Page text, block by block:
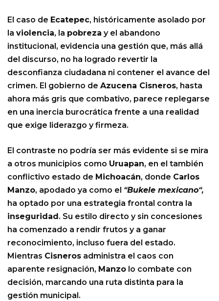
El caso de Ecatepec, históricamente asolado por
la violencia, la pobreza y el abandono
institucional, evidencia una gestión que, más allá
del discurso, no ha logrado revertir la
desconfianza ciudadana ni contener el avance del
crimen. El gobierno de Azucena Cisneros, hasta
ahora más gris que combativo, parece replegarse
en una inercia burocrática frente a una realidad
que exige liderazgo y firmeza.
El contraste no podría ser más evidente si se mira
a otros municipios como Uruapan, en el también
conflictivo estado de Michoacán, donde Carlos
Manzo, apodado ya como el “Bukele mexicano“,
ha optado por una estrategia frontal contra la
inseguridad . Su estilo directo y sin concesiones
ha comenzado a rendir frutos y a ganar
reconocimiento, incluso fuera del estado.
Mientras Cisneros administra el caos con
aparente resignación, Manzo lo combate con
decisión, marcando una ruta distinta para la
gestión municipal.